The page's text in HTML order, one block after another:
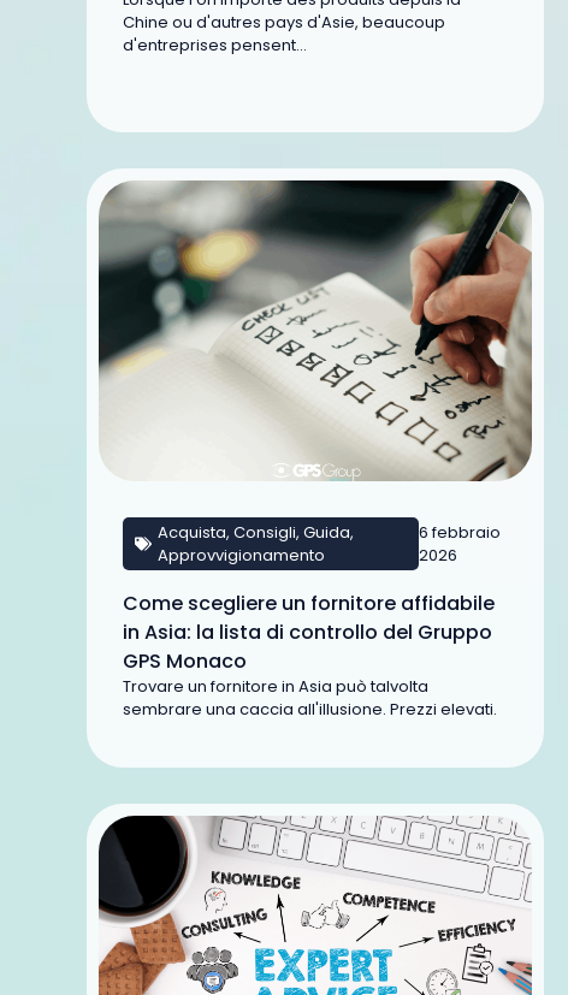
Chine ou d'autres pays d'Asie, beaucoup
d'entreprises pensent...
Acquista, Consigli, Guida,
Approvvigionamento
6 febbraio
2026
Come scegliere un fornitore affidabile
in Asia: la lista di controllo del Gruppo
GPS Monaco
Trovare un fornitore in Asia può talvolta
sembrare una caccia all'illusione. Prezzi elevati.